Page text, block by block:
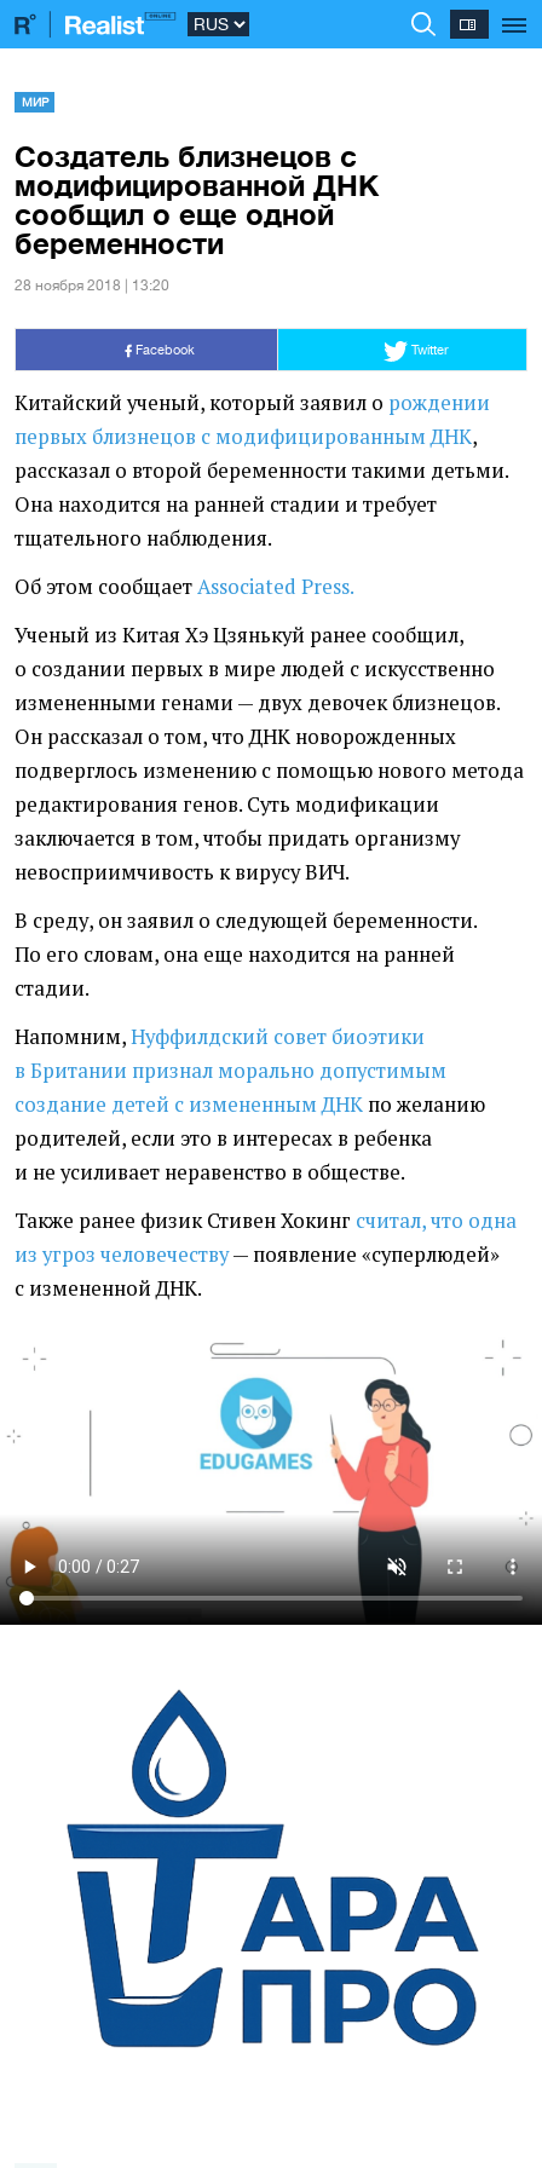
МИР
Создатель близнецов с
модифицированной ДНК
сообщил о еще одной
беременности
28 ноября 2018 | 13:20
Facebook Twitter
Китайский ученый, который заявил о рождении
первых близнецов с модифицированным ДНК,
рассказал о второй беременности такими детьми.
Она находится на ранней стадии и требует
тщательного наблюдения.
Об этом сообщаетAssociated Press.
Ученый из Китая Хэ Цзянькуй ранее сообщил,
о создании первых в мире людей с искусственно
измененными генами — двух девочек близнецов.
Он рассказал о том, что ДНК новорожденных
подверглось изменению с помощью нового метода
редактирования генов. Суть модификации
заключается в том, чтобы придать организму
невосприимчивость к вирусу ВИЧ.
В среду, он заявил о следующей беременности.
По его словам, она еще находится на ранней
стадии.
Напомним,Нуффилдский совет биоэтики
в Британии признал морально допустимым
создание детей с измененным ДНК по желанию
родителей, если это в интересах в ребенка
и не усиливает неравенство в обществе.
Также ранее физик Стивен Хокинг считал, что одна
из угроз человечеству— появление «суперлюдей»
с измененной ДНК.